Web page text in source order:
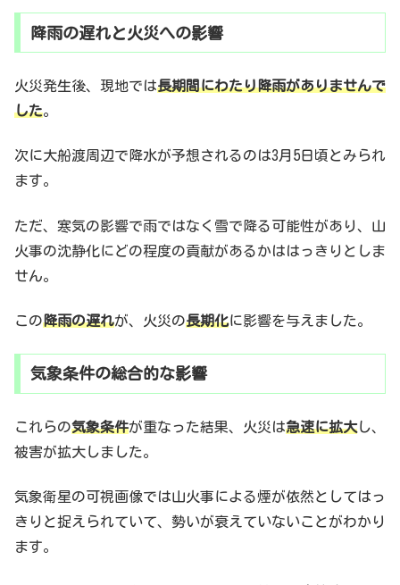
降雨の遅れと火災への影響
火災発生後、現地では長期間にわたり降雨がありませんで
した。
次に大船渡周辺で降水が予想されるのは3月5日頃とみられ
ます。
ただ、寒気の影響で雨ではなく雪で降る可能性があり、山
火事の沈静化にどの程度の貢献があるかははっきりとしま
せん。
この降雨の遅れが、火災の長期化に影響を与えました。
気象条件の総合的な影響
これらの気象条件が重なった結果、火災は急速に拡大し、
被害が拡大しました。
気象衛星の可視画像では山火事による煙が依然としてはっ
きりと捉えられていて、勢いが衰えていないことがわかり
ます。